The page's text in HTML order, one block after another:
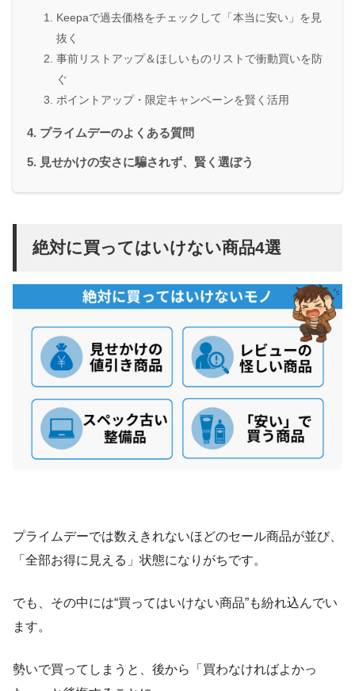
Keepaで過去価格をチェックして「本当に安い」を見
抜く
事前リストアップ＆ほしいものリストで衝動買いを防
ぐ
ポイントアップ・限定キャンペーンを賢く活用
プライムデーのよくある質問
見せかけの安さに騙されず、賢く選ぼう
絶対に買ってはいけない商品4選
プライムデーでは数えきれないほどのセール商品が並び、
「全部お得に見える」状態になりがちです。
でも、その中には“買ってはいけない商品”も紛れ込んでい
ます。
勢いで買ってしまうと、後から「買わなければよかっ